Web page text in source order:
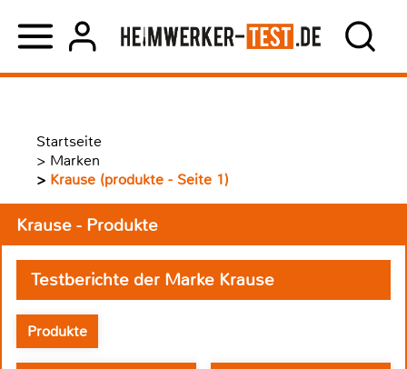
Startseite
> Marken
> Krause (produkte - Seite 1)
Krause - Produkte
Testberichte der Marke Krause
Produkte